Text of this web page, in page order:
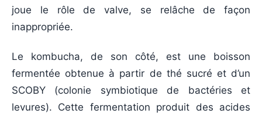
joue le rôle de valve, se relâche de façon
inappropriée.
Le kombucha, de son côté, est une boisson
fermentée obtenue à partir de thé sucré et d’un
SCOBY (colonie symbiotique de bactéries et
levures). Cette fermentation produit des acides